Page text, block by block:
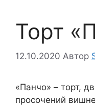
Торт
12.10.2020 Автор
«Панчо» – торт,
просочений